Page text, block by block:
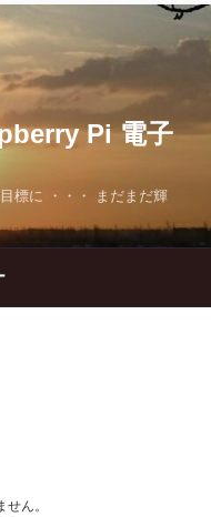
Pi 電子
標に ・・・ まだまだ輝
ん。